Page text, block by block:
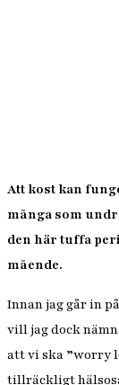
Att kost kan
många som
den här tuffa
mående.
Innan jag går in
vill jag dock
att vi ska ”worry
tillräckligt